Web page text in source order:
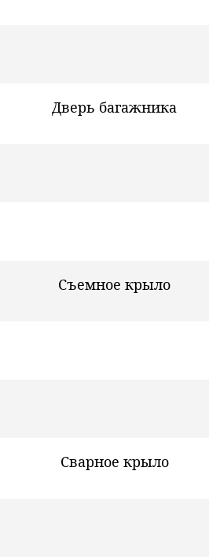
Дверь багажника
Съемное крыло
Сварное крыло